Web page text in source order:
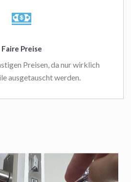
Faire Preise
Preisen, da nur wirklich
ausgetauscht werden.